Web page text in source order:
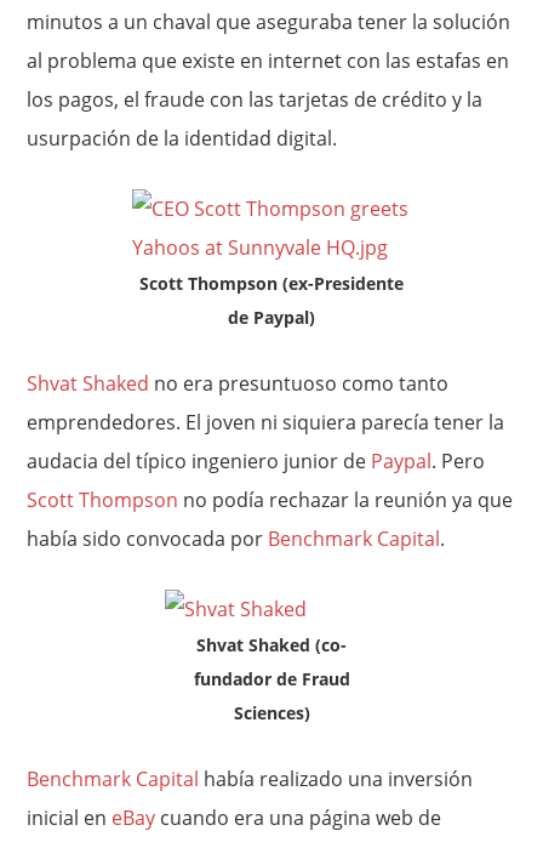
minutos a un chaval que aseguraba tener la solución
al problema que existe en internet con las estafas en
los pagos, el fraude con las tarjetas de crédito y la
usurpación de la identidad digital.
Scott Thompson (ex-Presidente
de Paypal)
Shvat Shaked no era presuntuoso como tanto
emprendedores. El joven ni siquiera parecía tener la
audacia del típico ingeniero junior de Paypal. Pero
Scott Thompson no podía rechazar la reunión ya que
había sido convocada por Benchmark Capital.
Shvat Shaked (co-
fundador de Fraud
Sciences)
Benchmark Capital había realizado una inversión
inicial en eBay cuando era una página web de